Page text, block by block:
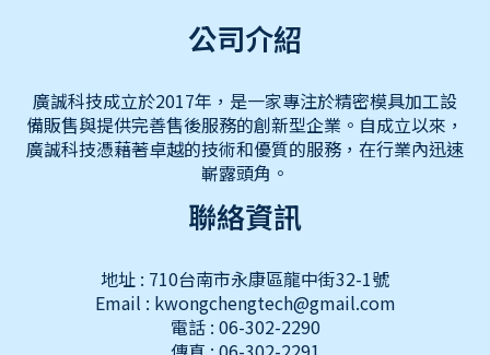
公司介紹
廣誠科技成立於2017年，是一家專注於精密模具加工設
備販售與提供完善售後服務的創新型企業。自成立以來，
廣誠科技憑藉著卓越的技術和優質的服務，在行業內迅速
嶄露頭角。
聯絡資訊
地址 : 710台南市永康區龍中街32-1號
Email : kwongchengtech@gmail.com
電話 : 06-302-2290